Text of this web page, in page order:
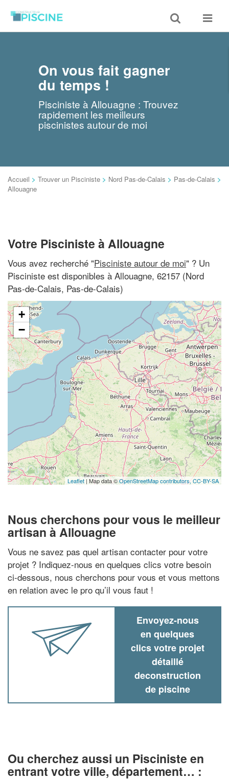
Toggle
search
Toggle
On vous fait gagner
du temps !
Pisciniste à Allouagne : Trouvez
rapidement les meilleurs
piscinistes autour de moi
Accueil > Trouver un Pisciniste > Nord Pas-de-Calais > Pas-de-Calais >
Allouagne
Votre Pisciniste à Allouagne
Vous avez recherché "Pisciniste autour de moi" ? Un
Pisciniste est disponibles à Allouagne, 62157 (Nord
Pas-de-Calais, Pas-de-Calais)
+
−
Leaflet| Map data ©OpenStreetMap contributors,CC-BY-SA
Nous cherchons pour vous le meilleur
artisan à Allouagne
Vous ne savez pas quel artisan contacter pour votre
projet ? Indiquez-nous en quelques clics votre besoin
ci-dessous, nous cherchons pour vous et vous mettons
en relation avec le pro qu’il vous faut !
Envoyez-nous
en quelques
clics votre projet
détaillé
deconstruction
de piscine
Ou cherchez aussi un Pisciniste en
entrant votre ville, département… :